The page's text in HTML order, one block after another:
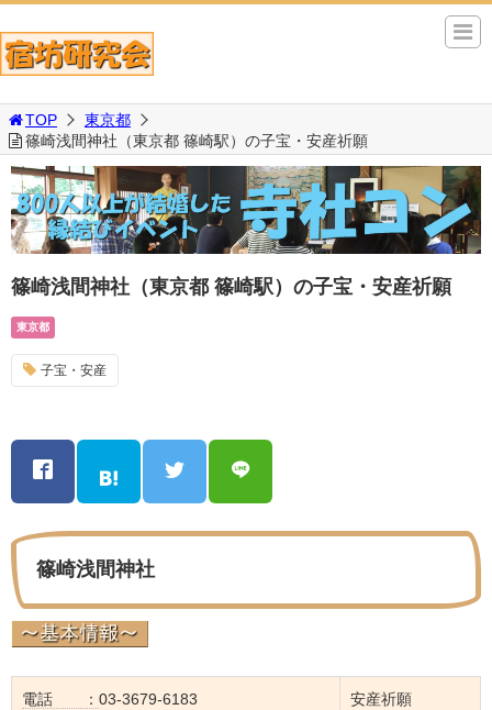
TOP
東京都
篠崎浅間神社（東京都 篠崎駅）の子宝・安産祈願
篠崎浅間神社（東京都 篠崎駅）の子宝・安産祈願
東京都
子宝・安産
篠崎浅間神社
電話 ： 03-3679-6183
安産祈願